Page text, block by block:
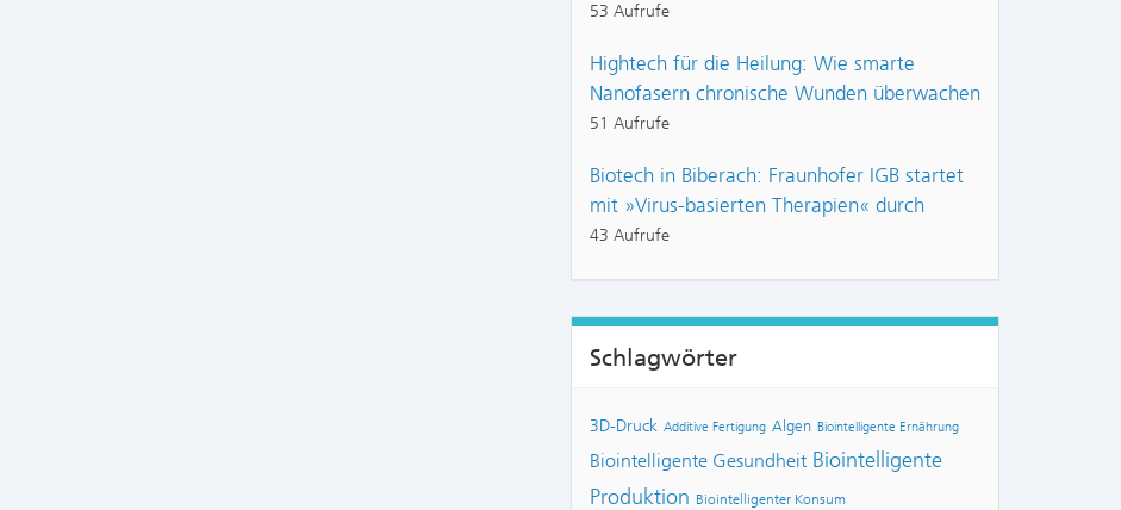
53 Aufrufe
Hightech für die Heilung: Wie smarte
Nanofasern chronische Wunden überwachen
51 Aufrufe
Biotech in Biberach: Fraunhofer IGB startet
mit »Virus-basierten Therapien« durch
43 Aufrufe
Schlagwörter
3D-Druck Additive Fertigung Algen Biointelligente Ernährung
Biointelligente Gesundheit Biointelligente
Produktion Biointelligenter Konsum